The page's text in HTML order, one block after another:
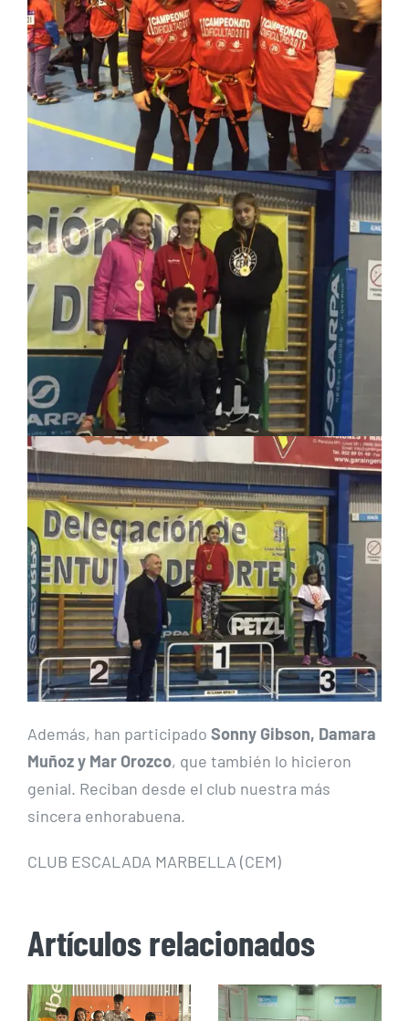
Además, han participado Sonny Gibson, Damara
Muñoz y Mar Orozco, que también lo hicieron
genial. Reciban desde el club nuestra más
sincera enhorabuena.
CLUB ESCALADA MARBELLA (CEM)
Artículos relacionados